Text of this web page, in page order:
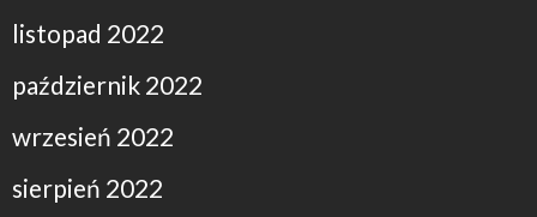
listopad 2022
październik 2022
wrzesień 2022
sierpień 2022